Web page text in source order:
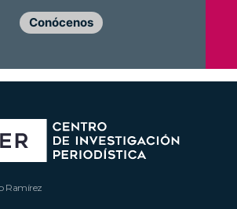
Conócenos
Ramírez